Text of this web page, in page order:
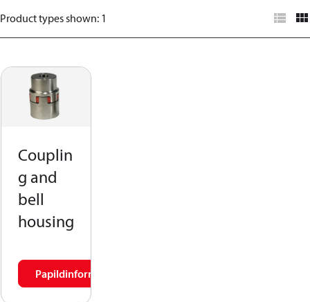
Product types shown: 1
Couplin
g and
bell
housing
Papildinformācija